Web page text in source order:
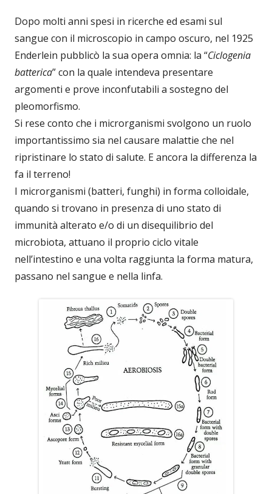
Dopo molti anni spesi in ricerche ed esami sul
sangue con il microscopio in campo oscuro, nel 1925
Enderlein pubblicò la sua opera omnia: la “Ciclogenia
batterica” con la quale intendeva presentare
argomenti e prove inconfutabili a sostegno del
pleomorfismo.
Si rese conto che i microrganismi svolgono un ruolo
importantissimo sia nel causare malattie che nel
ripristinare lo stato di salute. E ancora la differenza la
fa il terreno!
I microrganismi (batteri, funghi) in forma colloidale,
quando si trovano in presenza di uno stato di
immunità alterato e/o di un disequilibrio del
microbiota, attuano il proprio ciclo vitale
nell’intestino e una volta raggiunta la forma matura,
passano nel sangue e nella linfa.